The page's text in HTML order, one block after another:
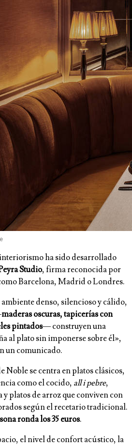
ha sido desarrollado
Studio, firma reconocida por
Barcelona, Madrid o Londres.
denso, silencioso y cálido,
maderas oscuras, tapicerías con
pintados— construyen una
al plato sin imponerse sobre él»,
un comunicado.
Noble se centra en platos clásicos,
como el cocido, all i pebre,
y platos de arroz que conviven con
según el recetario tradicional.
ronda los 35 euros.
el nivel de confort acústico, la